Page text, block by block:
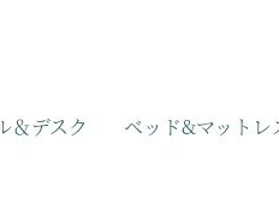
＆デスク ベッド&マットレ